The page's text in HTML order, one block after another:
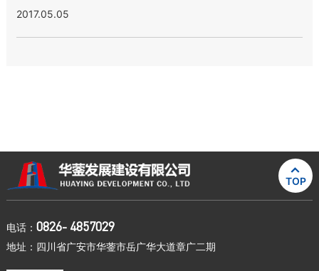
2017.05.05

TOP
电话： 0826- 4857029
地址：四川省广安市华蓥市岳广华大道章广二期